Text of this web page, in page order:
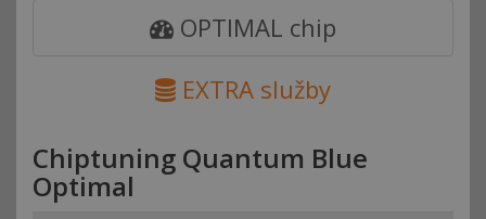
OPTIMAL chip
EXTRA služby
Chiptuning Quantum Blue
Optimal